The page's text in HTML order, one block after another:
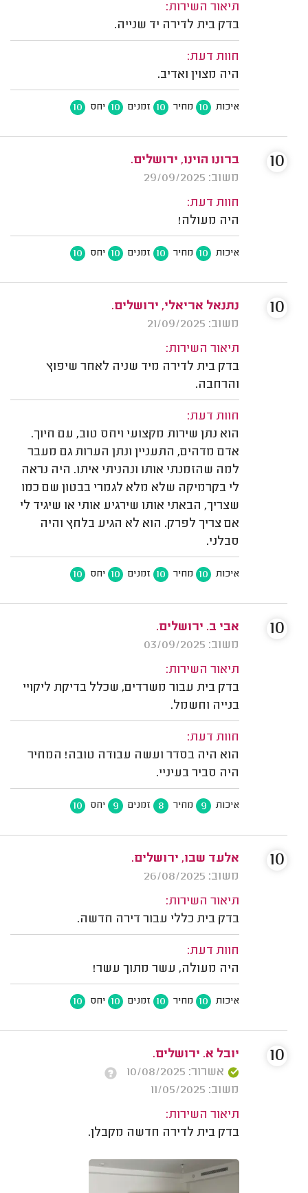
תיאור השירות:
בדק בית לדירה יד שנייה.
חוות דעת:
היה מצוין ואדיב.
איכות 10 מחיר 10 זמנים 10 יחס 10
ברונו הוינו, ירושלים.
משוב: 29/09/2025
חוות דעת:
היה מעולה!
איכות 10 מחיר 10 זמנים 10 יחס 10
10
נתנאל אריאלי, ירושלים.
משוב: 21/09/2025
תיאור השירות:
בדק בית לדירה מיד שניה לאחר שיפוץ
והרחבה.
חוות דעת:
הוא נתן שירות מקצועי ויחס טוב, עם חיוך.
אדם מדהים, התעניין ונתן הערות גם מעבר
למה שהזמנתי אותו ונהניתי איתו. היה נראה
לי בקרמיקה שלא מלא לגמרי בבטון שם כמו
שצריך, הבאתי אותו שירגיע אותי או שיגיד לי
אם צריך לפרק. הוא לא הגיע בלחץ והיה
סבלני.
איכות 10 מחיר 10 זמנים 10 יחס 10
10
אבי ב. ירושלים.
משוב: 03/09/2025
תיאור השירות:
בדק בית עבור משרדים, שכלל בדיקת ליקויי
בנייה וחשמל.
חוות דעת:
הוא היה בסדר ועשה עבודה טובה! המחיר
היה סביר בעיניי.
איכות 9 מחיר 8 זמנים 9 יחס 10
10
אלעד שבו, ירושלים.
משוב: 26/08/2025
תיאור השירות:
בדק בית כללי עבור דירה חדשה.
חוות דעת:
היה מעולה, עשר מתוך עשר!
איכות 10 מחיר 10 זמנים 10 יחס 10
10
יובל א. ירושלים.
אשרור: 10/08/2025
משוב: 11/05/2025
תיאור השירות:
בדק בית לדירה חדשה מקבלן.
10